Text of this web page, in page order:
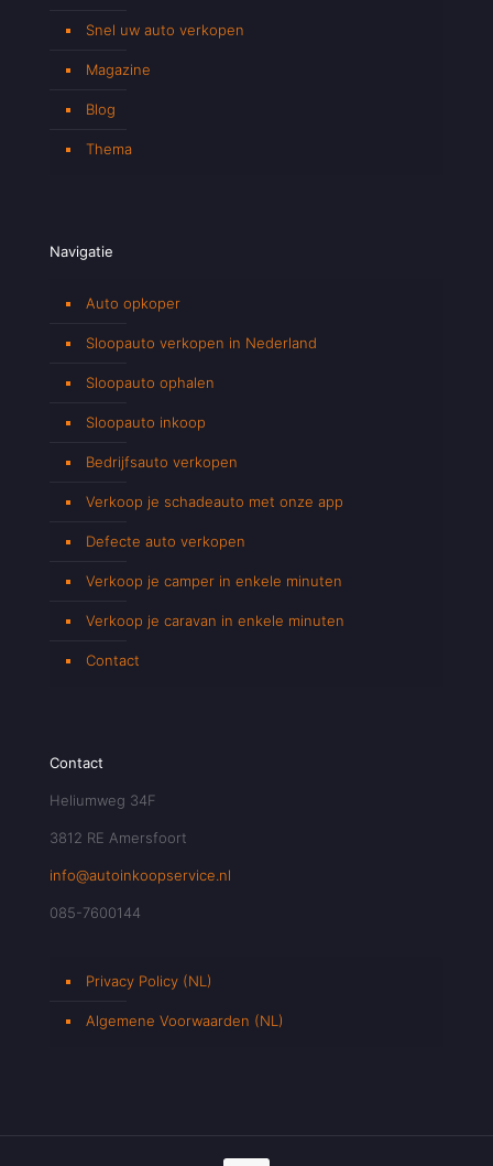
Snel uw auto verkopen
Magazine
Blog
Thema
Navigatie
Auto opkoper
Sloopauto verkopen in Nederland
Sloopauto ophalen
Sloopauto inkoop
Bedrijfsauto verkopen
Verkoop je schadeauto met onze app
Defecte auto verkopen
Verkoop je camper in enkele minuten
Verkoop je caravan in enkele minuten
Contact
Contact
Heliumweg 34F
3812 RE Amersfoort
info@autoinkoopservice.nl
085-7600144
Privacy Policy (NL)
Algemene Voorwaarden (NL)